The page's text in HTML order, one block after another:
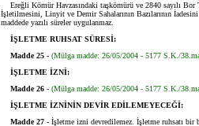
Ereğli Kömür Havzasındaki taşkömürü ve 2840 sayılı
İşletilmesini, Linyit ve Demir Sahalarının Bazılarının
maddede yazılı süreler uygulanmaz.
İŞLETME RUHSAT SÜRESİ:
Madde 25 - (Mülga madde: 26/05/2004 - 5177 S.K./
İŞLETME İZNİ:
Madde 26 - (Mülga madde: 26/05/2004 - 5177 S.K./
İŞLETME İZNİNİN DEVİR EDİLEMEYECEĞİ:
Madde 27 - İşletme izni devredilemez. İşletme ruhsatı bir